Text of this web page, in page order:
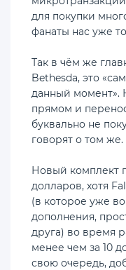
для покупки
фанаты нас уже
Так в чём же
Bethesda, это
данный момент».
прямом и
буквально не
говорят о том же.
Новый комплект
долларов, хотя
(в которое уже
дополнения,
друга) во время
менее чем за 10
свою очередь,